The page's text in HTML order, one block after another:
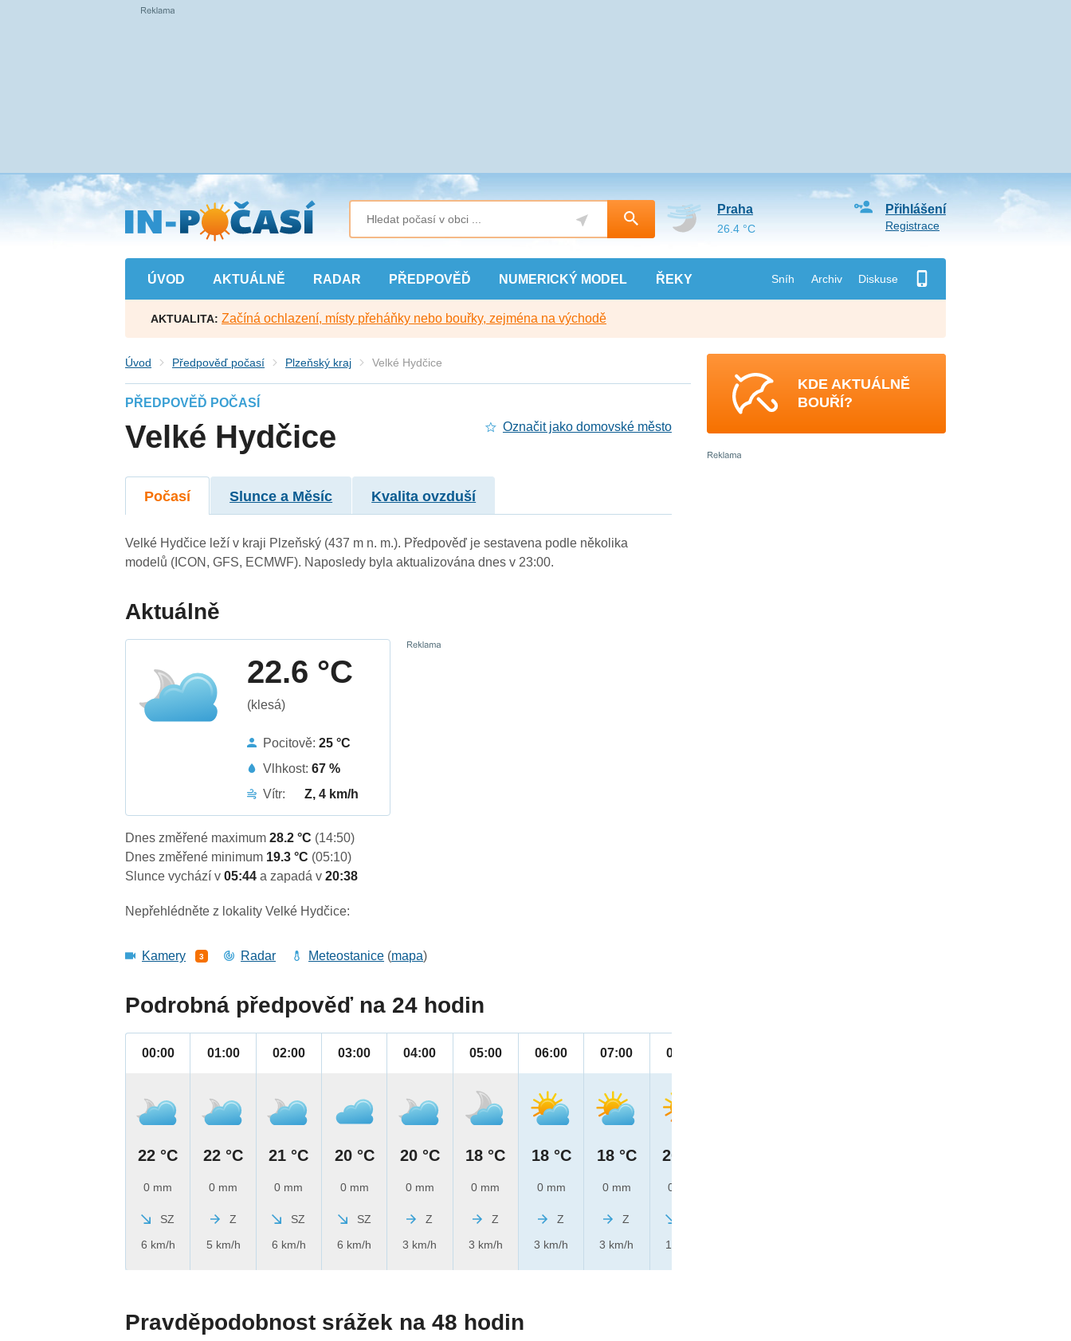
Přejít
na
hlavní
obsah
ÚVOD AKTUÁLNĚ RADAR PŘEDPOVĚĎ NUMERICKÝ MODEL ŘEKY Sníh Archiv Diskuse
Přihlášení
Registrace
Praha
26.4 °C
AKTUALITA: Začíná ochlazení, místy přeháňky nebo bouřky, zejména na východě
Úvod Předpověď počasí Plzeňský kraj Velké Hydčice
PŘEDPOVĚĎ POČASÍ
Velké Hydčice Označit jako domovské město
Počasí Slunce a Měsíc Kvalita ovzduší
Velké Hydčice leží v kraji Plzeňský (437 m n. m.). Předpověď je sestavena podle několika
modelů (ICON, GFS, ECMWF). Naposledy byla aktualizována dnes v 23:00.
Aktuálně
22.6 °C
(klesá)
Pocitově:25 °C
Vlhkost:67 %
Vítr:
Z, 4 km/h
Dnes změřené maximum28.2 °C (14:50)
Dnes změřené minimum 19.3 °C (05:10)
Slunce vychází v05:44a zapadá v20:38
Nepřehlédněte z lokality Velké Hydčice:
Kamery 3 Radar Meteostanice (mapa)
Podrobná předpověď na 24 hodin
00:00
22 °C
0 mm
SZ
6 km/h
01:00
22 °C
0 mm
Z
5 km/h
02:00
21 °C
0 mm
SZ
6 km/h
03:00
20 °C
0 mm
SZ
6 km/h
04:00
20 °C
0 mm
Z
3 km/h
05:00
18 °C
0 mm
Z
3 km/h
06:00
18 °C
0 mm
Z
3 km/h
07:00
18 °C
0 mm
Z
3 km/h
08:00
20 °C
0 mm
1 km/h
Pravděpodobnost srážek na 48 hodin
KDE AKTUÁLNĚ
BOUŘÍ?